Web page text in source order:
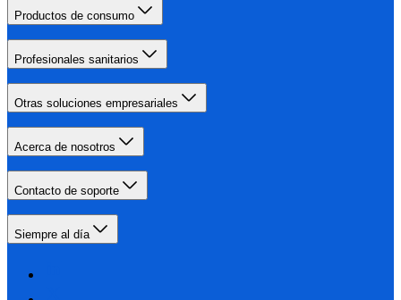
Productos de consumo
Profesionales sanitarios
Otras soluciones empresariales
Acerca de nosotros
Contacto de soporte
Siempre al día